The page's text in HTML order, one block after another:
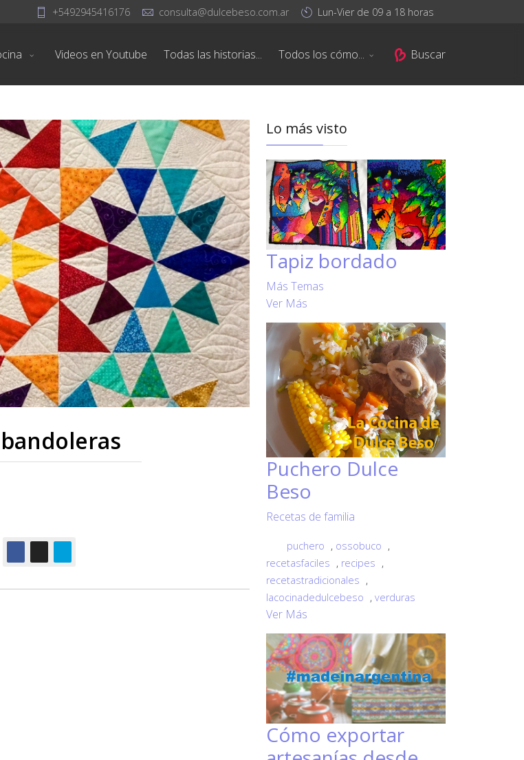
+5492945416176 consulta@dulcebeso.com.ar Lun-Vier de 09 a 18 horas
Videos en Youtube Todas las historias... Todos los cómo... Buscar
Lo más visto
Tapiz bordado
Más Temas
Ver Más
Puchero Dulce
Beso
Recetas de familia
puchero , ossobuco ,
recetasfaciles , recipes ,
recetastradicionales ,
lacocinadedulcebeso , verduras
Ver Más
Cómo exportar